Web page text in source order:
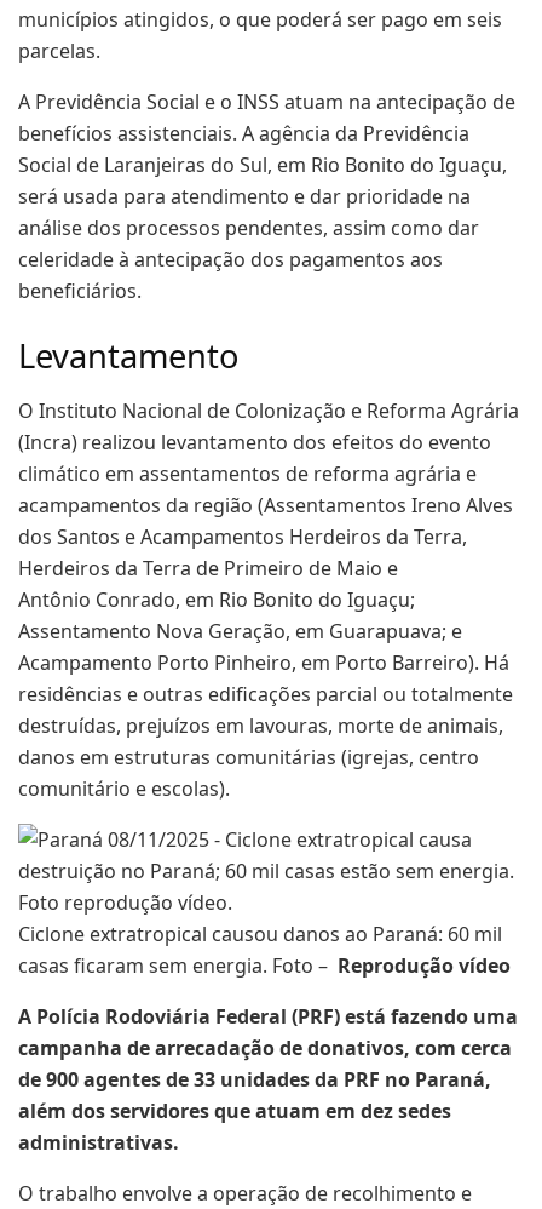
municípios atingidos, o que poderá ser pago em seis
parcelas.
A Previdência Social e o INSS atuam na antecipação de
benefícios assistenciais. A agência da Previdência
Social de Laranjeiras do Sul, em Rio Bonito do Iguaçu,
será usada para atendimento e dar prioridade na
análise dos processos pendentes, assim como dar
celeridade à antecipação dos pagamentos aos
beneficiários.
Levantamento
O Instituto Nacional de Colonização e Reforma Agrária
(Incra) realizou levantamento dos efeitos do evento
climático em assentamentos de reforma agrária e
acampamentos da região (Assentamentos Ireno Alves
dos Santos e Acampamentos Herdeiros da Terra,
Herdeiros da Terra de Primeiro de Maio e
Antônio Conrado, em Rio Bonito do Iguaçu;
Assentamento Nova Geração, em Guarapuava; e
Acampamento Porto Pinheiro, em Porto Barreiro). Há
residências e outras edificações parcial ou totalmente
destruídas, prejuízos em lavouras, morte de animais,
danos em estruturas comunitárias (igrejas, centro
comunitário e escolas).
Ciclone extratropical causou danos ao Paraná: 60 mil
casas ficaram sem energia. Foto – Reprodução vídeo
A Polícia Rodoviária Federal (PRF) está fazendo uma
campanha de arrecadação de donativos, com cerca
de 900 agentes de 33 unidades da PRF no Paraná,
além dos servidores que atuam em dez sedes
administrativas.
O trabalho envolve a operação de recolhimento e